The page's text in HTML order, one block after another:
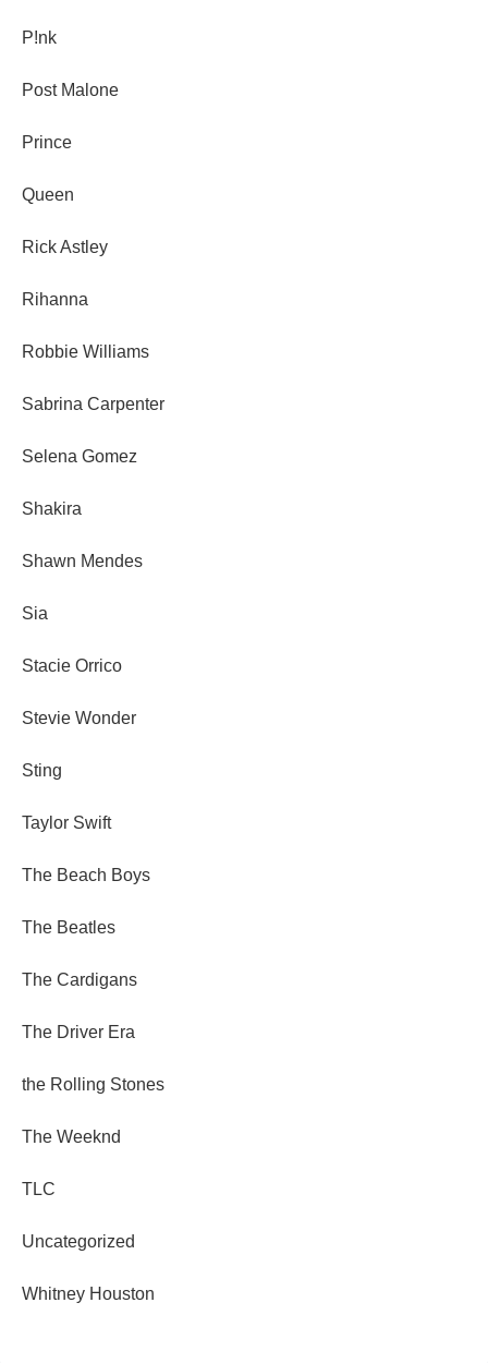
P!nk
Post Malone
Prince
Queen
Rick Astley
Rihanna
Robbie Williams
Sabrina Carpenter
Selena Gomez
Shakira
Shawn Mendes
Sia
Stacie Orrico
Stevie Wonder
Sting
Taylor Swift
The Beach Boys
The Beatles
The Cardigans
The Driver Era
the Rolling Stones
The Weeknd
TLC
Uncategorized
Whitney Houston